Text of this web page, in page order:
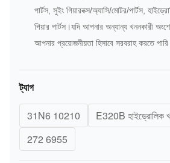
পার্টস, সুইং গিয়ারবক্স/অ্যাসি/মোটর/পার্টস,
গিয়ার পার্টস।যদি আপনার অন্যান্য খননকারী
আপনার প্রয়োজনীয়তা হিসাবে সরবরাহ করতে
ট্যাগ
31N6 10210
E320B হাইড্রোলিক
272 6955